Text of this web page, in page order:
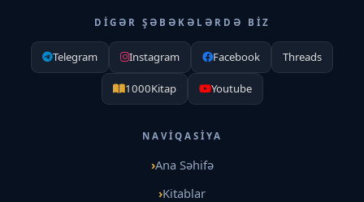
DIGƏR ŞƏBƏKƏLƏRDƏ BIZ
Telegram Instagram Facebook Threads
1000Kitap Youtube
NAVIQASIYA
Ana Səhifə
Kitablar